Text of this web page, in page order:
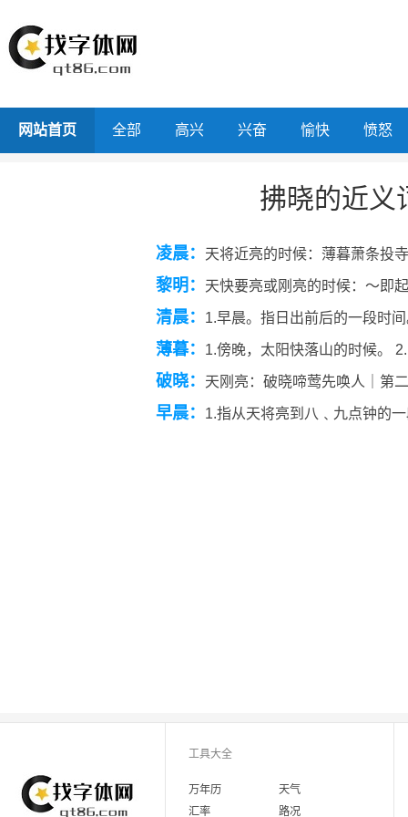
网站首页 全部 高兴 兴奋 愉快 愤怒
拂晓的近义
凌晨： 天将近亮的时候：薄暮萧条投
黎明： 天快要亮或刚亮的时候：～即
清晨： 1.早晨。指日出前后的一段时
薄暮： 1.傍晚，太阳快落山的时候。
破晓： 天刚亮：破晓啼莺先唤人｜第
早晨： 1.指从天将亮到八﹑九点钟的
工具大全
万年历
天气
汇率
路况